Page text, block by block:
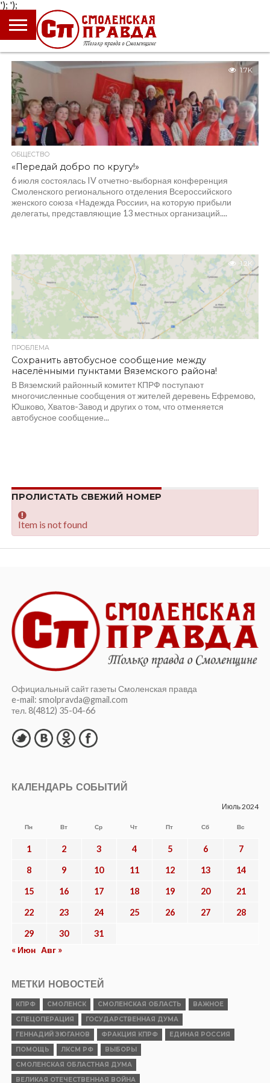
');
ГЛАВНАЯ
НОВОСТИ
ПРОИСШЕСТВИЯ
ПОЛИТИКА
КУЛЬТУРА
ЭКОНОМИКА
ОБЩЕСТВО
БЛОГИ
1.7K
ОБЩЕСТВО
«Передай добро по кругу!»
6 июля состоялась IV отчетно-выборная конференция
Смоленского регионального отделения Всероссийского
женского союза «Надежда России», на которую прибыли
делегаты, представляющие 13 местных организаций....
1.2K
ПРОБЛЕМА
Сохранить автобусное сообщение между
населёнными пунктами Вяземского района!
В Вяземский районный комитет КПРФ поступают
многочисленные сообщения от жителей деревень Ефремово,
Юшково, Хватов-Завод и других о том, что отменяется
автобусное сообщение...
ПРОЛИСТАТЬ СВЕЖИЙ НОМЕР
Item is not found
Официальный сайт газеты Смоленская правда
e-mail: smolpravda@gmail.com
тел. 8(4812) 35-04-66
КАЛЕНДАРЬ СОБЫТИЙ
Июль 2024
Пн Вт Ср Чт Пт Сб Вс
1 2 3 4 5 6 7
8 9 10 11 12 13 14
15 16 17 18 19 20 21
22 23 24 25 26 27 28
29 30
31
« Июн Авг »
МЕТКИ НОВОСТЕЙ
КПРФ СМОЛЕНСК СМОЛЕНСКАЯ ОБЛАСТЬ
ВАЖНОЕ
СПЕЦОПЕРАЦИЯ
ГОСУДАРСТВЕННАЯ ДУМА
ГЕННАДИЙ ЗЮГАНОВ
ФРАКЦИЯ КПРФ
ЕДИНАЯ РОССИЯ
ПОМОЩЬ
ЛКСМ РФ
ВЫБОРЫ
СМОЛЕНСКАЯ ОБЛАСТНАЯ ДУМА
ВЕЛИКАЯ ОТЕЧЕСТВЕННАЯ ВОЙНА
');